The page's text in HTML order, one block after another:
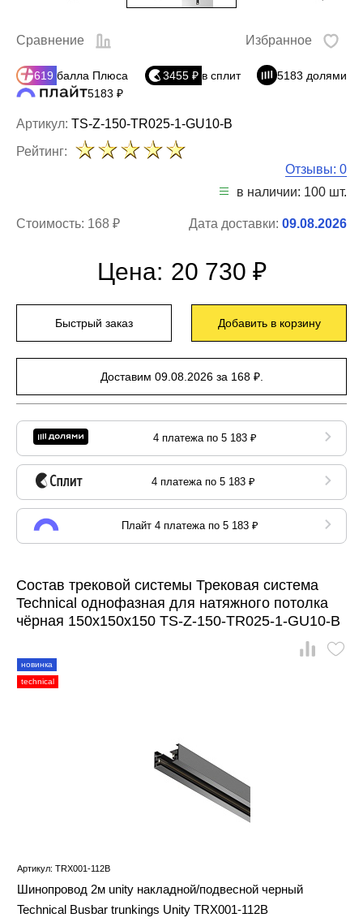
Артикул: TS-Z-150-TR025-1-GU10-B
Сравнение Избранное
619 балла Плюса 3455 ₽ в сплит
5183 долями
5183 ₽
Рейтинг:
Отзывы: 0
в наличии: 100 шт.
Стоимость: 168 ₽ Дата доставки: 09.08.2026
Цена: 20 730 ₽
Быстрый заказ Добавить в корзину
Доставим 09.08.2026 за 168 ₽.
4 платежа по 5 183 ₽
4 платежа по 5 183 ₽
Плайт 4 платежа по 5 183 ₽
Состав трековой системы Трековая система
Technical однофазная для натяжного потолка
чёрная 150x150x150 TS-Z-150-TR025-1-GU10-B
новинка
technical
Артикул: TRX001-112B
Шинопровод 2м unity накладной/подвесной черный
Technical Busbar trunkings Unity TRX001-112B